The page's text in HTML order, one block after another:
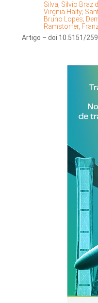
Silva, Silvio Braz
Virgnia Halty;
Bruno Lopes;
Ramstorfer,
Artigo – doi 10.5151/